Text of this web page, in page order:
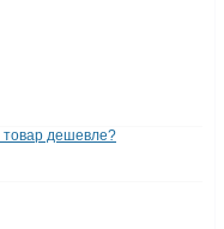
дешевле?